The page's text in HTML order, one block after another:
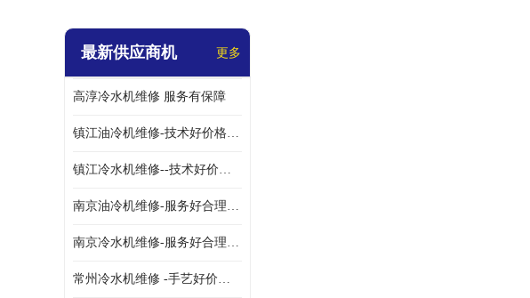
冰热一体机
油冷却机厂家
最新供应商机 更多
高淳冷水机维修 服务有保障
镇江油冷机维修-技术好价格便宜
镇江冷水机维修--技术好价格便宜
南京油冷机维修-服务好合理收费
南京冷水机维修-服务好合理收费
常州冷水机维修 -手艺好价格便宜